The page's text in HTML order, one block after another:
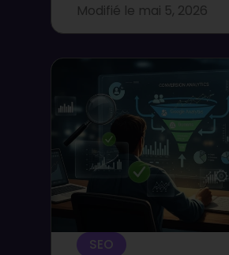
Modifié le mai 5, 2026
SEO